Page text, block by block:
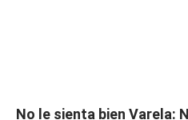
No le sienta bien Varela: